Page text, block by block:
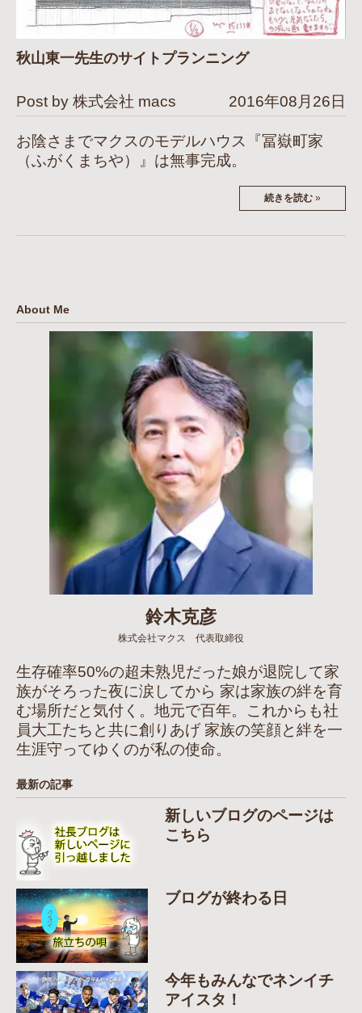
秋山東一先生のサイトプランニング
Post by 株式会社 macs 2016年08月26日
お陰さまでマクスのモデルハウス『冨嶽町家
（ふがくまちや）』は無事完成。
続きを読む »
About Me
鈴木克彦
株式会社マクス 代表取締役
生存確率50%の超未熟児だった娘が退院して家
族がそろった夜に涙してから 家は家族の絆を育
む場所だと気付く。地元で百年。これからも社
員大工たちと共に創りあげ 家族の笑顔と絆を一
生涯守ってゆくのが私の使命。
最新の記事
新しいブログのページは
こちら
ブログが終わる日
今年もみんなでネンイチ
アイスタ！